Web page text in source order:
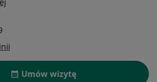
Umów wizytę